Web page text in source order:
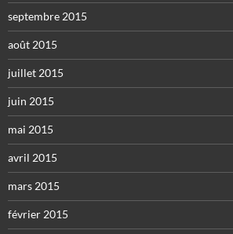
septembre 2015
août 2015
juillet 2015
juin 2015
mai 2015
avril 2015
mars 2015
février 2015